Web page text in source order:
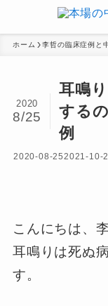
ホーム 李哲の臨床症例と
耳鳴
する
例
2020
8/25
2020-08-252021-10-
こんにちは、
耳鳴りは死ぬ
す。